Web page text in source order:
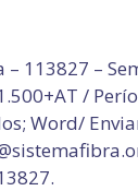
113827 –
/
Word/